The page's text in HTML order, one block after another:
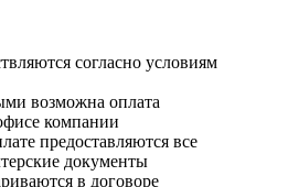
согласно условиям
возможна оплата
компании
предоставляются все
документы
в договоре